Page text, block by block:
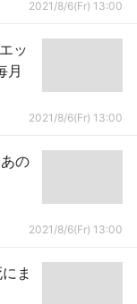
2021/8/6(Fr) 13:00
ッ
月
2021/8/6(Fr) 13:00
の
2021/8/6(Fr) 13:00
ま